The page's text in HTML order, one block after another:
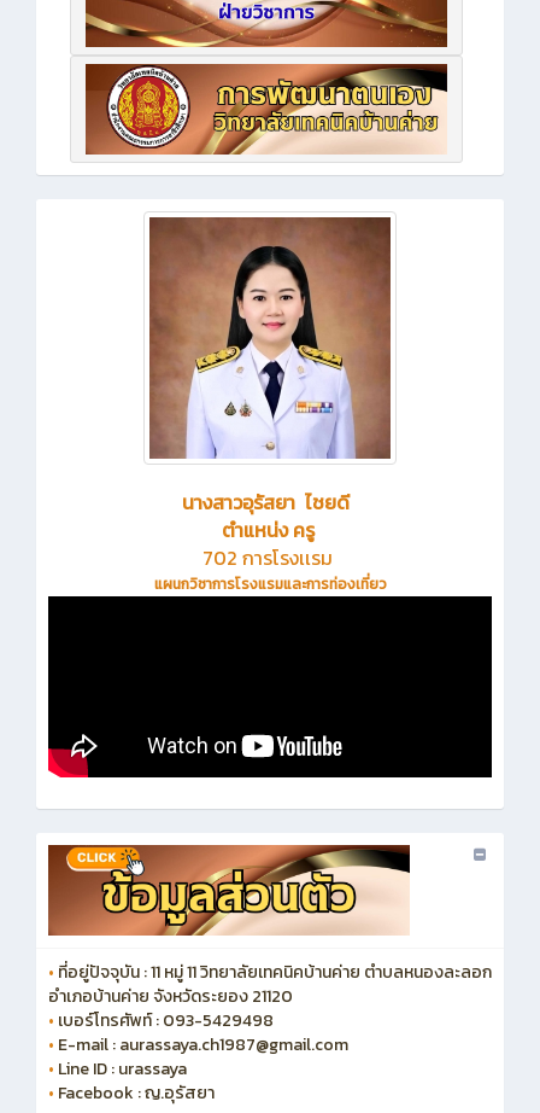
นางสาวอุรัสยา ไชยดี
ตำแหน่ง ครู
702 การโรงเเรม
แผนกวิชาการโรงแรมและการท่องเที่ยว
• ที่อยู่ปัจจุบัน : 11 หมู่ 11 วิทยาลัยเทคนิคบ้านค่าย ตำบลหนองละลอก
อำเภอบ้านค่าย จังหวัดระยอง 21120
• เบอร์โทรศัพท์ : 093-5429498
• E-mail : aurassaya.ch1987@gmail.com
• Line ID : urassaya
• Facebook : ญ.อุรัสยา